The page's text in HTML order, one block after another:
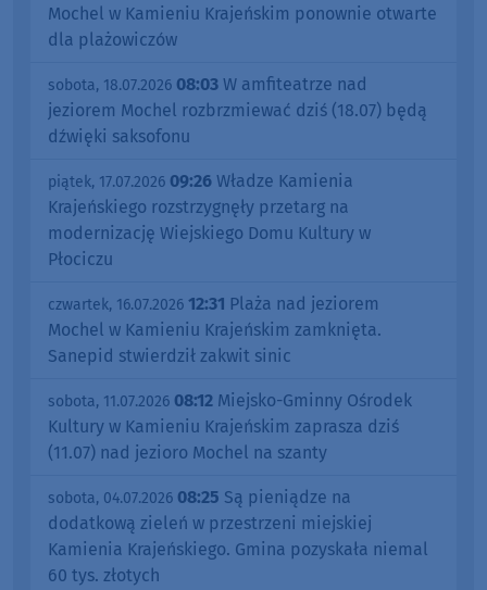
Mochel w Kamieniu Krajeńskim ponownie otwarte
dla plażowiczów
sobota, 18.07.2026 08:03 W amfiteatrze nad
jeziorem Mochel rozbrzmiewać dziś (18.07) będą
dźwięki saksofonu
piątek, 17.07.2026 09:26 Władze Kamienia
Krajeńskiego rozstrzygnęły przetarg na
modernizację Wiejskiego Domu Kultury w
Płociczu
czwartek, 16.07.2026 12:31 Plaża nad jeziorem
Mochel w Kamieniu Krajeńskim zamknięta.
Sanepid stwierdził zakwit sinic
sobota, 11.07.2026 08:12 Miejsko-Gminny Ośrodek
Kultury w Kamieniu Krajeńskim zaprasza dziś
(11.07) nad jezioro Mochel na szanty
sobota, 04.07.2026 08:25 Są pieniądze na
dodatkową zieleń w przestrzeni miejskiej
Kamienia Krajeńskiego. Gmina pozyskała niemal
60 tys. złotych